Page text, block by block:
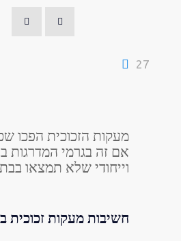
27
מעקות הזכוכית הפכו
אם זה בגרמי המדרגות
וייחודי שלא תמצאו
חשיבות מעקות זכוכית